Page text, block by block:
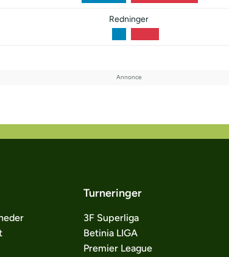
Redninger
Turneringer
3F Superliga
Betinia LIGA
Premier League